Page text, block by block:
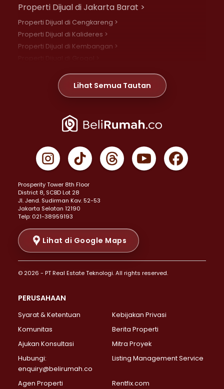
Properti Dijual di Jakarta Barat >
Properti Dijual di Cengkareng >
Properti Dijual di Kalideres >
Properti Dijual di Kembangan >
Properti Dijual di Meruya >
Properti Dijual di Jelambar >
Properti Dijual di Jakarta Pusat >
Properti Dijual di Gambir >
Properti Dijual di Johar Baru >
Properti Dijual di Menteng >
Properti Dijual di Senen >
Properti Dijual di Tanah Abang >
Properti Dijual di Cikini >
Properti Dijual di Kramat >
Properti Dijual di Pasar Baru >
Properti Dijual di Bendungan Hilir >
Properti Dijual di Jakarta Selatan >
Properti Dijual di Lebak Bulus >
Properti Dijual di Gandaria Selatan >
Properti Dijual di Pondok Labu >
Properti Dijual di Lenteng Agung >
Properti Dijual di Senayan >
Properti Dijual di Pondok Pinang >
Lihat Semua Tautan
Prosperity Tower 8th Floor
District 8, SCBD Lot 28
JI. Jend. Sudirman Kav. 52-53
Jakarta Selatan 12190
Telp: 021-38959193
Lihat di Google Maps
© 2026 - PT Real Estate Teknologi. All rights reserved.
PERUSAHAAN
Syarat & Ketentuan
Kebijakan Privasi
Komunitas
Berita Properti
Ajukan Konsultasi
Mitra Proyek
Hubungi:
enquiry@belirumah.co
Listing Management Service
Agen Properti Rentfix.com